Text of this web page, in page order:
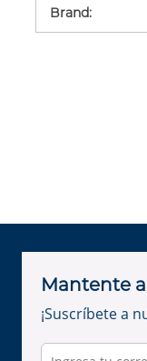
Brand:
Mantente
¡Suscríbete a